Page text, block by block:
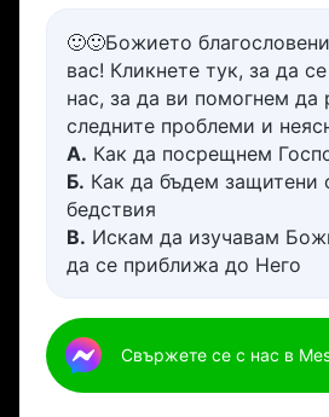
🙂🙂Божието
вас! Кликнете тук, за да
нас, за да ви помогнем да
следните проблеми и
А. Как да посрещнем
Б. Как да бъдем защитени
бедствия
В. Искам да изучавам
да се приближа до Него
живот
Д.Имам молба за молитва
Свържете се с нас в